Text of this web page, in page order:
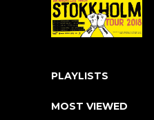
PLAYLISTS
MOST VIEWED